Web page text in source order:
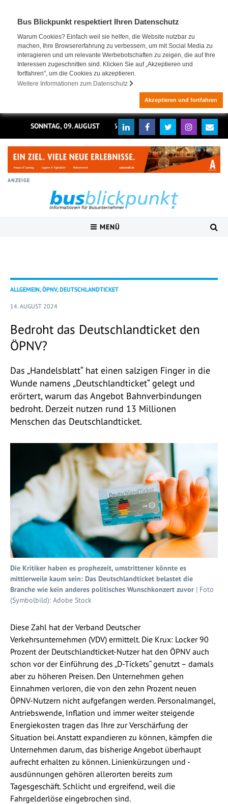
Bus Blickpunkt respektiert Ihren Datenschutz
Warum Cookies? Einfach weil sie helfen, die Website nutzbar zu
machen, Ihre Browsererfahrung zu verbessern, um mit Social Media zu
interagieren und um relevante Werbebotschaften zu zeigen, die auf Ihre
Interessen zugeschnitten sind. Klicken Sie auf „Akzeptieren und
fortfahren", um die Cookies zu akzeptieren.
Weitere Informationen zum Datenschutz
Akzeptieren und fortfahren
SONNTAG, 09. AUGUST 2026
ANZEIGE
MENÜ
ALLGEMEIN, ÖPNV, DEUTSCHLANDTICKET
14. AUGUST 2024
Bedroht das Deutschlandticket den
ÖPNV?
Das „Handelsblatt“ hat einen salzigen Finger in die
Wunde namens „Deutschlandticket“ gelegt und
erörtert, warum das Angebot Bahnverbindungen
bedroht. Derzeit nutzen rund 13 Millionen
Menschen das Deutschlandticket.
Die Kritiker haben es prophezeit, umstrittener könnte es
mittlerweile kaum sein: Das Deutschlandticket belastet die
Branche wie kein anderes politisches Wunschkonzert zuvor | Foto
(Symbolbild): Adobe Stock
Diese Zahl hat der Verband Deutscher
Verkehrsunternehmen (VDV) ermittelt. Die Krux: Locker 90
Prozent der Deutschlandticket-Nutzer hat den ÖPNV auch
schon vor der Einführung des „D-Tickets“ genutzt – damals
aber zu höheren Preisen. Den Unternehmen gehen
Einnahmen verloren, die von den zehn Prozent neuen
ÖPNV-Nutzern nicht aufgefangen werden. Personalmangel,
Antriebswende, Inflation und immer weiter steigende
Energiekosten tragen das Ihre zur Verschärfung der
Situation bei. Anstatt expandieren zu können, kämpfen die
Unternehmen darum, das bisherige Angebot überhaupt
aufrecht erhalten zu können. Linienkürzungen und -
ausdünnungen gehören allerorten bereits zum
Tagesgeschäft. Schlicht und ergreifend, weil die
Fahrgelderlöse eingebrochen sind.